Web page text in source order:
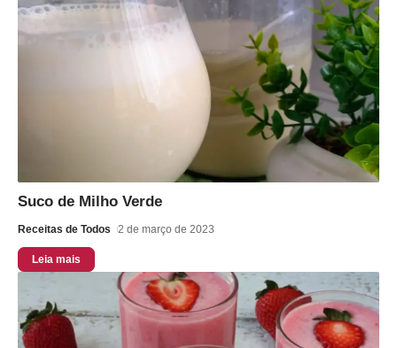
Suco de Milho Verde
Receitas de Todos 2 de março de 2023
Leia mais